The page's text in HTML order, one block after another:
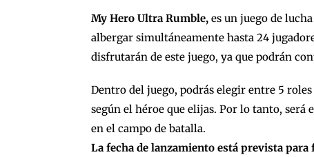
My Hero Ultra Rumble, es un juego de
albergar simultáneamente hasta 24
disfrutarán de este juego, ya que podrán
Dentro del juego, podrás elegir entre 5
según el héroe que elijas. Por lo tanto,
en el campo de batalla.
La fecha de lanzamiento está prevista para